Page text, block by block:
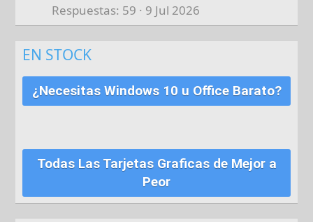
Respuestas 59 9 Jul 2026
EN STOCK
¿Necesitas Windows 10 u Office Barato?
Todas Las Tarjetas Graficas de Mejor a
Peor